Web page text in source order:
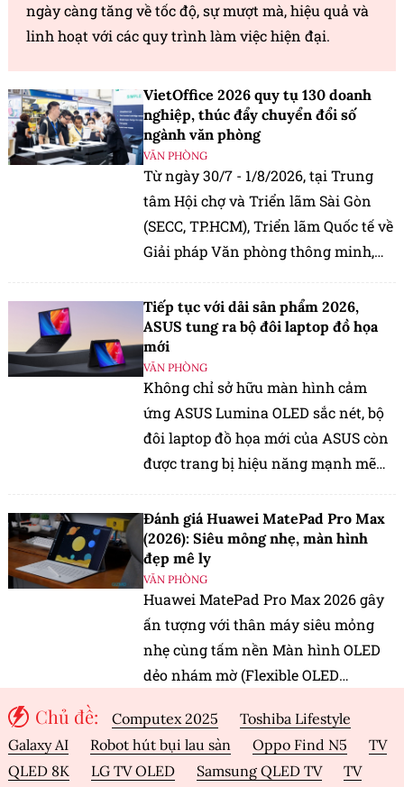
ngày càng tăng về tốc độ, sự mượt mà, hiệu quả và
linh hoạt với các quy trình làm việc hiện đại.
VietOffice 2026 quy tụ 130 doanh
nghiệp, thúc đẩy chuyển đổi số
ngành văn phòng
VĂN PHÒNG
Từ ngày 30/7 - 1/8/2026, tại Trung
tâm Hội chợ và Triển lãm Sài Gòn
(SECC, TP.HCM), Triển lãm Quốc tế về
Giải pháp Văn phòng thông minh,
(VietOffice 2026) sẽ chính thức diễn
ra.
Tiếp tục với dải sản phẩm 2026,
ASUS tung ra bộ đôi laptop đồ họa
mới
VĂN PHÒNG
Không chỉ sở hữu màn hình cảm
ứng ASUS Lumina OLED sắc nét, bộ
đôi laptop đồ họa mới của ASUS còn
được trang bị hiệu năng mạnh mẽ
họa nặng ký.
Đánh giá Huawei MatePad Pro Max
(2026): Siêu mỏng nhẹ, màn hình
đẹp mê ly
VĂN PHÒNG
Huawei MatePad Pro Max 2026 gây
ấn tượng với thân máy siêu mỏng
nhẹ cùng tấm nền Màn hình OLED
dẻo nhám mờ (Flexible OLED
Chủ đề: Computex 2025
Toshiba Lifestyle
Galaxy AI
Robot hút bụi lau sàn Oppo Find N5
TV
QLED 8K
LG TV OLED Samsung QLED TV
TV